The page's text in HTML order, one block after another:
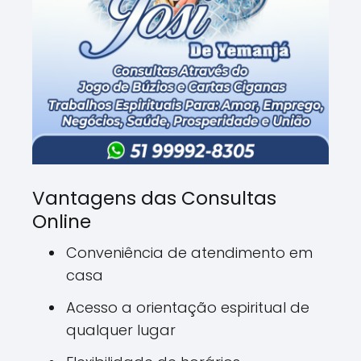
Vantagens das Consultas
Online
Conveniência de atendimento em
casa
Acesso a orientação espiritual de
qualquer lugar